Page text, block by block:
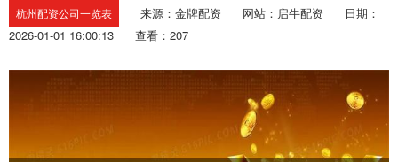
杭州配资公司一览表 来源：金牌配资 网站：启牛配资
日期：
2026-01-01 16:00:13
查看：207